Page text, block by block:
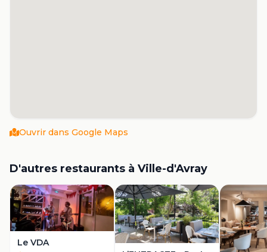
Ouvrir dans Google Maps
D'autres restaurants à Ville-d'Avray
Le VDA